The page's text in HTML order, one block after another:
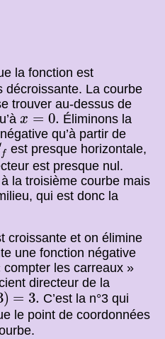
la fonction est
décroissante. La courbe
trouver au-dessus de
x = 0.
x=0.
Éliminons la
qu’à partir de
f
f est presque horizontale,
est presque nul.
la troisième courbe mais
qui est donc la
croissante et on élimine
une fonction négative
compter les carreaux »
directeur de la
) = 3.
)=3.
C’est la n°3 qui
le point de coordonnées